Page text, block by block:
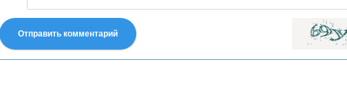
Отправить комментарий